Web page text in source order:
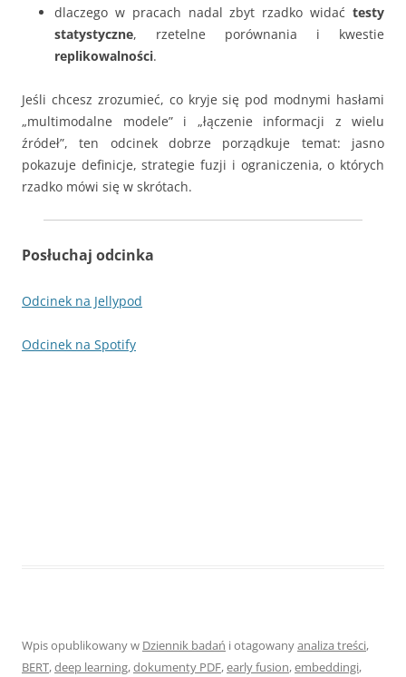
dlaczego w pracach nadal zbyt rzadko widać testy
statystyczne, rzetelne porównania i kwestie
replikowalności.
Jeśli chcesz zrozumieć, co kryje się pod modnymi hasłami
„multimodalne modele” i „łączenie informacji z wielu
źródeł”, ten odcinek dobrze porządkuje temat: jasno
pokazuje definicje, strategie fuzji i ograniczenia, o których
rzadko mówi się w skrótach.
Posłuchaj odcinka
Odcinek na Jellypod
Odcinek na Spotify
Wpis opublikowany w Dziennik badań i otagowanyanaliza treści,
BERT,deep learning,dokumenty PDF,early fusion,embeddingi,